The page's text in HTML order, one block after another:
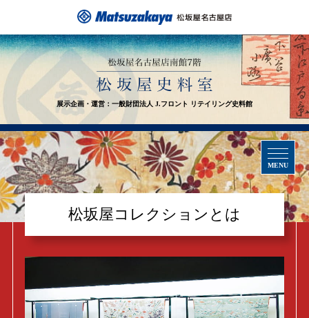
MENU
展示企画・運営：一般財団法人 J.フロント リテイリング史料館
松坂屋コレクションとは